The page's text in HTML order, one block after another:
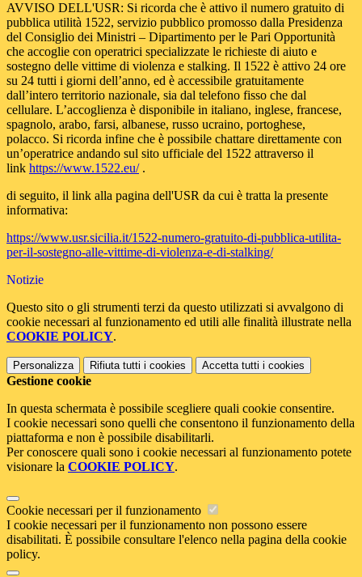
AVVISO DELL'USR: Si ricorda che è attivo il numero gratuito di
pubblica utilità 1522, servizio pubblico promosso dalla Presidenza
del Consiglio dei Ministri – Dipartimento per le Pari Opportunità
che accoglie con operatrici specializzate le richieste di aiuto e
sostegno delle vittime di violenza e stalking. Il 1522 è attivo 24 ore
su 24 tutti i giorni dell’anno, ed è accessibile gratuitamente
dall’intero territorio nazionale, sia dal telefono fisso che dal
cellulare. L’accoglienza è disponibile in italiano, inglese, francese,
spagnolo, arabo, farsi, albanese, russo ucraino, portoghese,
polacco. Si ricorda infine che è possibile chattare direttamente con
un’operatrice andando sul sito ufficiale del 1522 attraverso il
link https://www.1522.eu/.
di seguito, il link alla pagina dell'USR da cui è tratta la presente
informativa:
https://www.usr.sicilia.it/1522-numero-gratuito-di-pubblica-utilita-
per-il-sostegno-alle-vittime-di-violenza-e-di-stalking/
Notizie
Questo sito o gli strumenti terzi da questo utilizzati si avvalgono di
cookie necessari al funzionamento ed utili alle finalità illustrate nella
COOKIE POLICY.
Personalizza Rifiuta tutti i cookies Accetta tutti i cookies
Gestione cookie
In questa schermata è possibile scegliere quali cookie consentire.
I cookie necessari sono quelli che consentono il funzionamento della
piattaforma e non è possibile disabilitarli.
Per conoscere quali sono i cookie necessari al funzionamento potete
visionare la COOKIE POLICY.
Cookie necessari per il funzionamento
I cookie necessari per il funzionamento non possono essere
disabilitati. È possibile consultare l'elenco nella pagina della cookie
policy.